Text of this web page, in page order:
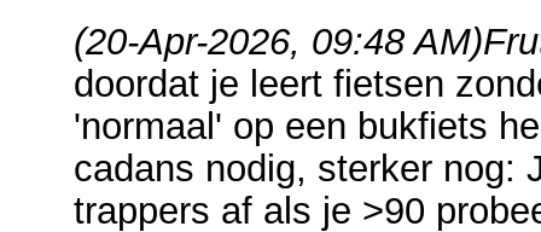
(20-Apr-2026, 09:48 AM)
doordat je leert fietsen
'normaal' op een bukfiets
cadans nodig, sterker nog:
trappers af als je >90